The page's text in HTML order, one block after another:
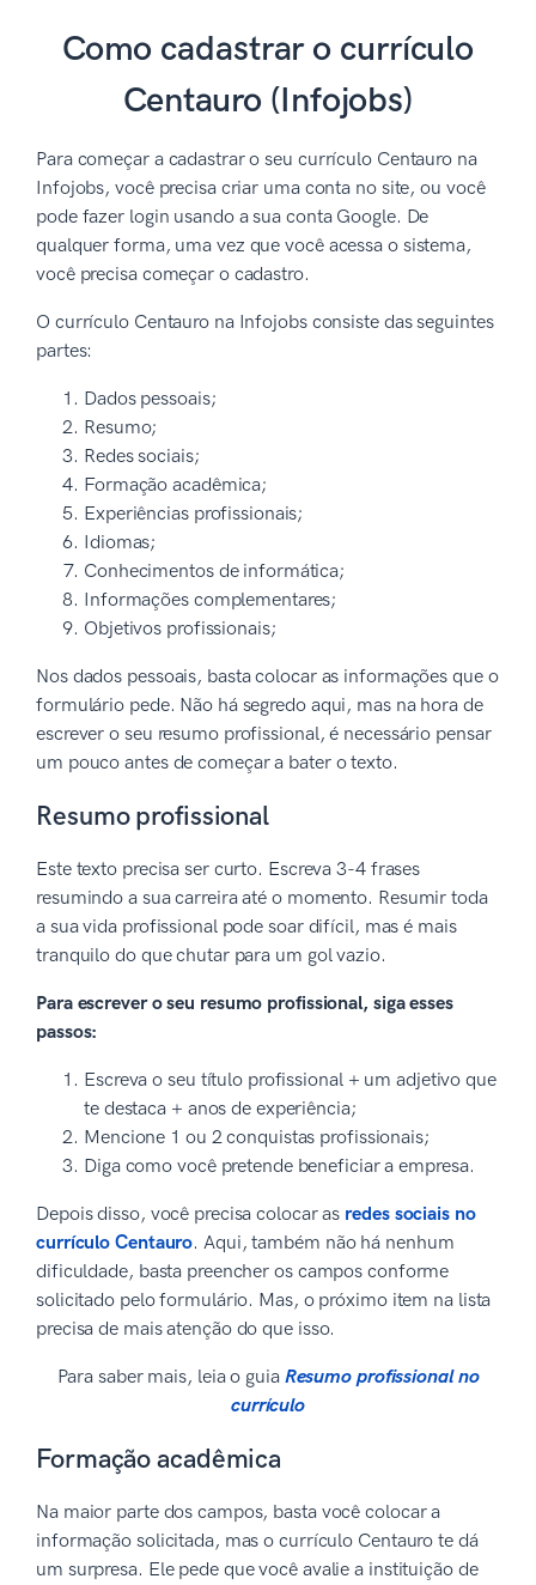
Como cadastrar o currículo
Centauro (Infojobs)
Para começar a cadastrar o seu currículo Centauro na
Infojobs, você precisa criar uma conta no site, ou você
pode fazer login usando a sua conta Google. De
qualquer forma, uma vez que você acessa o sistema,
você precisa começar o cadastro.
O currículo Centauro na Infojobs consiste das seguintes
partes:
Dados pessoais;
Resumo;
Redes sociais;
Formação acadêmica;
Experiências profissionais;
Idiomas;
Conhecimentos de informática;
Informações complementares;
Objetivos profissionais;
Nos dados pessoais, basta colocar as informações que o
formulário pede. Não há segredo aqui, mas na hora de
escrever o seu resumo profissional, é necessário pensar
um pouco antes de começar a bater o texto.
Resumo profissional
Este texto precisa ser curto. Escreva 3-4 frases
resumindo a sua carreira até o momento. Resumir toda
a sua vida profissional pode soar difícil, mas é mais
tranquilo do que chutar para um gol vazio.
Para escrever o seu resumo profissional, siga esses
passos:
Escreva o seu título profissional + um adjetivo que
te destaca + anos de experiência;
Mencione 1 ou 2 conquistas profissionais;
Diga como você pretende beneficiar a empresa.
Depois disso, você precisa colocar as redes sociais no
currículo Centauro. Aqui, também não há nenhum
dificuldade, basta preencher os campos conforme
solicitado pelo formulário. Mas, o próximo item na lista
precisa de mais atenção do que isso.
Para saber mais, leia o guia Resumo profissional no
currículo
Formação acadêmica
Na maior parte dos campos, basta você colocar a
informação solicitada, mas o currículo Centauro te dá
um surpresa. Ele pede que você avalie a instituição de